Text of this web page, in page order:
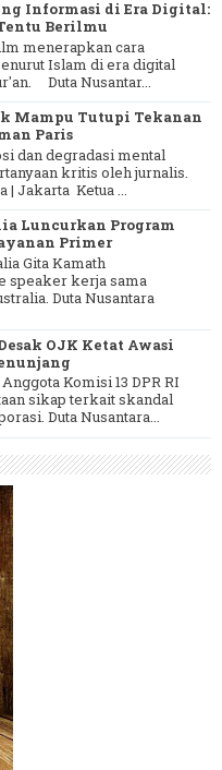
Informasi di Era Digital:
Berilmu
menerapkan cara
Islam di era digital
Duta Nusantar...
Mampu Tutupi Tekanan
Paris
dan degradasi mental
kritis oleh jurnalis.
| Jakarta Ketua ...
Luncurkan Program
Primer
Gita Kamath
speaker kerja sama
Duta Nusantara
OJK Ketat Awasi
Komisi 13 DPR RI
sikap terkait skandal
Duta Nusantara...